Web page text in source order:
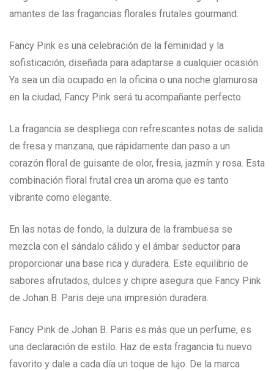
amantes de las fragancias florales frutales gourmand.
Fancy Pink es una celebración de la feminidad y la
sofisticación, diseñada para adaptarse a cualquier ocasión.
Ya sea un día ocupado en la oficina o una noche glamurosa
en la ciudad, Fancy Pink será tu acompañante perfecto.
La fragancia se despliega con refrescantes notas de salida
de fresa y manzana, que rápidamente dan paso a un
corazón floral de guisante de olor, fresia, jazmín y rosa. Esta
combinación floral frutal crea un aroma que es tanto
vibrante como elegante.
En las notas de fondo, la dulzura de la frambuesa se
mezcla con el sándalo cálido y el ámbar seductor para
proporcionar una base rica y duradera. Este equilibrio de
sabores afrutados, dulces y chipre asegura que Fancy Pink
de Johan B. Paris deje una impresión duradera.
Fancy Pink de Johan B. Paris es más que un perfume, es
una declaración de estilo. Haz de esta fragancia tu nuevo
favorito y dale a cada día un toque de lujo. De la marca